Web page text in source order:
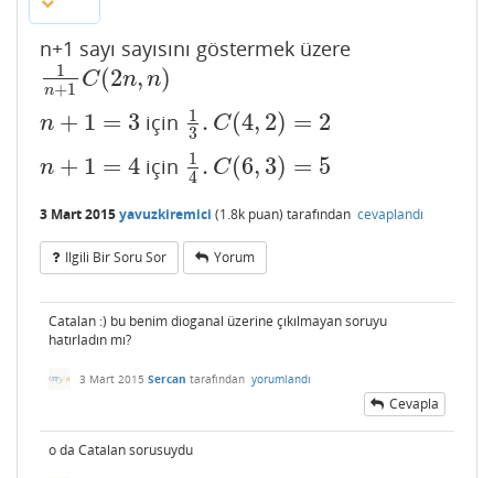
n+1 sayı sayısını göstermek üzere
1
n+1 C(2n, n)
1n+1C(2n,n)
n + 1 = 3
n+1= 3 için
1
3 . C(4, 2) = 2
13. C(4,2) =2
n + 1 = 4
n+1= 4 için
1
4 . C(6, 3) = 5
14. C(6,3) =5
3 Mart 2015yavuzkiremici (1.8k puan) tarafından cevaplandı
Ilgili Bir Soru Sor Yorum
Catalan :) bu benim dioganal üzerine çıkılmayan soruyu
hatırladın mı?
3 Mart 2015 Sercan tarafından yorumlandı
Cevapla
o da Catalan sorusuydu